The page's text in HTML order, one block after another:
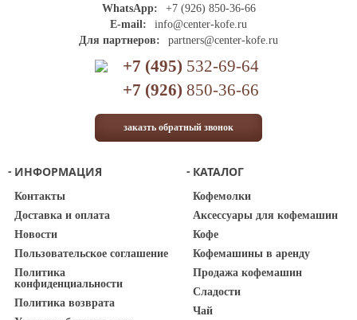
WhatsApp:
+7 (926) 850-36-66
E-mail:
info@center-kofe.ru
Для партнеров:
partners@center-kofe.ru
+7 (495) 532-69-64
+7 (926) 850-36-66
заказть обратный звонок
ИНФОРМАЦИЯ
Контакты
Доставка и оплата
Новости
Пользовательское соглашение
Политика
конфиденциальности
Политика возврата
КАТАЛОГ
Кофемолки
Аксессуары для кофемашин
Кофе
Кофемашины в аренду
Продажа кофемашин
Сладости
Чай